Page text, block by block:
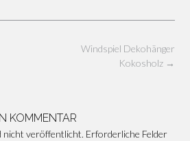
Windspiel Dekohänger
Kokosholz →
KOMMENTAR
nicht veröffentlicht. Erforderliche Felder